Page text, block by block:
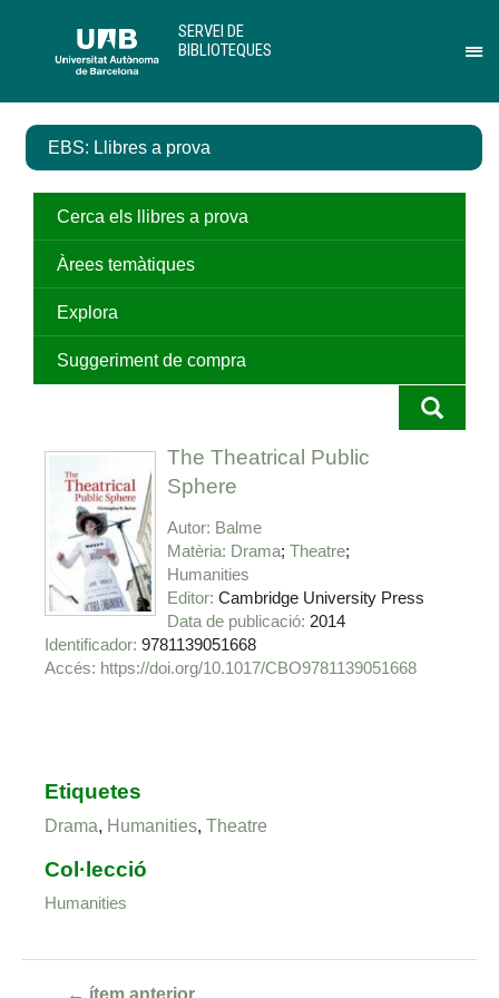
contingut
el
de
SERVEI DE
BIBLIOTEQUES
EBS: Llibres a prova
Cerca els llibres a prova
Àrees temàtiques
Explora
Suggeriment de compra
The Theatrical Public
Sphere
Autor Balme
Matèria Drama Theatre
Humanities
Editor Cambridge University Press
Data de publicació 2014
Identificador 9781139051668
https://doi.org/10.1017/CBO9781139051668
Etiquetes
Drama, Humanities,Theatre
Col·lecció
Humanities